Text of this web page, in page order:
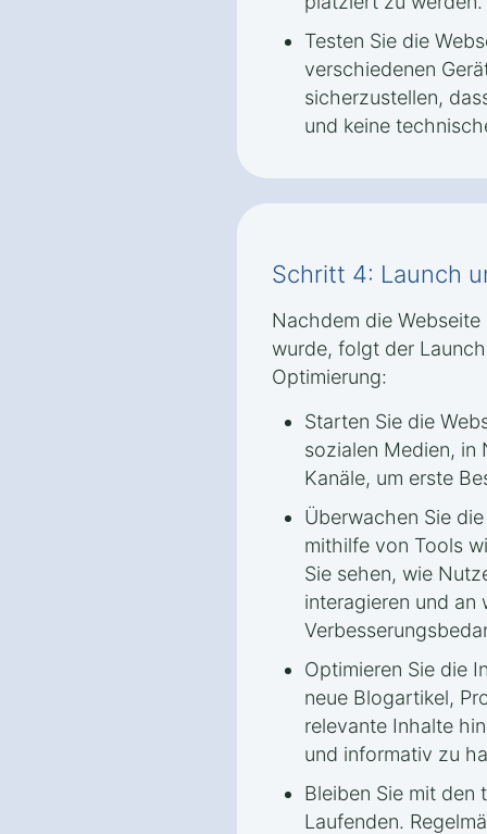
Testen Sie die
verschiedenen
sicherzustellen,
und keine
Schritt 4: Launch
Nachdem die
wurde, folgt der
Optimierung:
Starten Sie die
sozialen Medien, in
Kanäle, um erste
Überwachen Sie
mithilfe von Tools
Sie sehen, wie
interagieren und an
Optimieren Sie die
neue Blogartikel,
relevante Inhalte
und informativ zu
Bleiben Sie mit den
Laufenden.